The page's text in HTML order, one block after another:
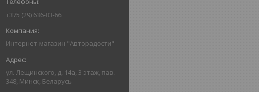
+375 (29) 636-03-66
Интернет-магазин "Авторадости"
ул. Лещинского, д. 14а, 3 этаж, пав.
348, Минск, Беларусь